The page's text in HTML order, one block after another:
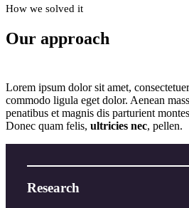
How we solved it
Our approach
Lorem ipsum dolor sit amet,
commodo ligula eget dolor. Aenean
penatibus et magnis dis parturient
Donec quam felis, ultricies nec, pellen.
Research